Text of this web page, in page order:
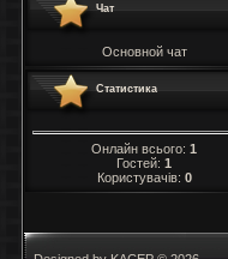
Чат
Основной чат
Статистика
Онлайн всього: 1
Гостей: 1
Користувачів: 0